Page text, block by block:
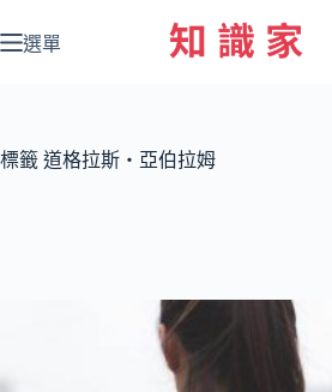
至
容
選單
標籤 道格拉斯‧亞伯拉姆